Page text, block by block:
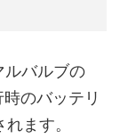
ルバルブの
のバッテリ
ます。